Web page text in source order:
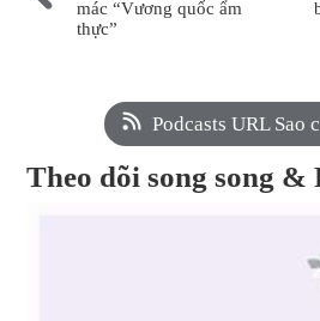
mác “Vương quốc ẩm
thực”
Podcasts URL Sao
Theo dõi song song &